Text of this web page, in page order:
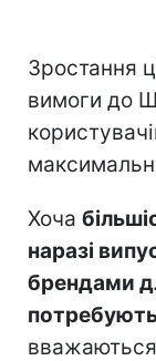
Зростання
вимоги до
Хоча
наразі
брендами